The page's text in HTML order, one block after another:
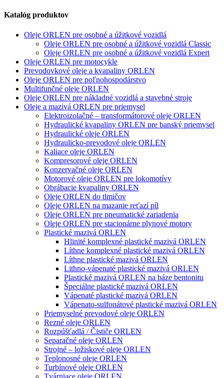
Katalóg produktov
Oleje ORLEN pre osobné a úžitkové vozidlá
Oleje ORLEN pre osobné a úžitkové vozidlá Classic
Oleje ORLEN pre osobné a úžitkové vozidlá Expert
Oleje ORLEN pre motocykle
Prevodovkové oleje a kvapaliny ORLEN
Oleje ORLEN pre poľnohospodárstvo
Multifunčné oleje ORLEN
Oleje ORLEN pre nákladné vozidlá a stavebné stroje
Oleje a mazivá ORLEN pre priemysel
Elektroizolačné – transformátorové oleje ORLEN
Hydraulické kvapaliny ORLEN pre banský priemysel
Hydraulické oleje ORLEN
Hydraulicko-prevodové oleje ORLEN
Kaliace oleje ORLEN
Kompresorové oleje ORLEN
Konzervačné oleje ORLEN
Motorové oleje ORLEN pre lokomotívy
Obrábacie kvapaliny ORLEN
Oleje ORLEN do tlmičov
Oleje ORLEN na mazanie reťazí píl
Oleje ORLEN pre pneumatické zariadenia
Oleje ORLEN pre stacionárne plynové motory
Plastické mazivá ORLEN
Hlinité komplexné plastické mazivá ORLEN
Líthne komplexné plastické mazivá ORLEN
Líthne plastické mazivá ORLEN
Lithno-vápenaté plastické mazivá ORLEN
Plastické mazivá ORLEN na báze bentonitu
Špeciálne plastické mazivá ORLEN
Vápenaté plastické mazivá ORLEN
Vápenato-sulfonátové plastické mazivá ORLEN
Priemyselné prevodové oleje ORLEN
Rezné oleje ORLEN
Rozpúšťadlá / Čističe ORLEN
Separačné oleje ORLEN
Strojné – ložiskové oleje ORLEN
Teplonosné oleje ORLEN
Turbínové oleje ORLEN
Tvárniace oleje ORLEN